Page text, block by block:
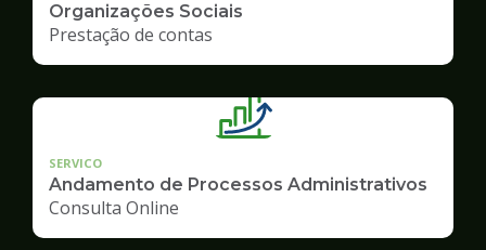
Organizações Sociais
Prestação de contas
SERVICO
Andamento de Processos Administrativos
Consulta Online